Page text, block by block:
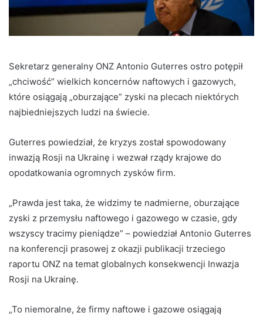
Sekretarz generalny ONZ Antonio Guterres ostro potępił
„chciwość” wielkich koncernów naftowych i gazowych,
które osiągają „oburzające” zyski na plecach niektórych
najbiedniejszych ludzi na świecie.
Guterres powiedział, że kryzys został spowodowany
inwazją Rosji na Ukrainę i wezwał rządy krajowe do
opodatkowania ogromnych zysków firm.
„Prawda jest taka, że ​​widzimy te nadmierne, oburzające
zyski z przemysłu naftowego i gazowego w czasie, gdy
wszyscy tracimy pieniądze” – powiedział Antonio Guterres
na konferencji prasowej z okazji publikacji trzeciego
raportu ONZ na temat globalnych konsekwencji Inwazja
Rosji na Ukrainę.
„To niemoralne, że firmy naftowe i gazowe osiągają